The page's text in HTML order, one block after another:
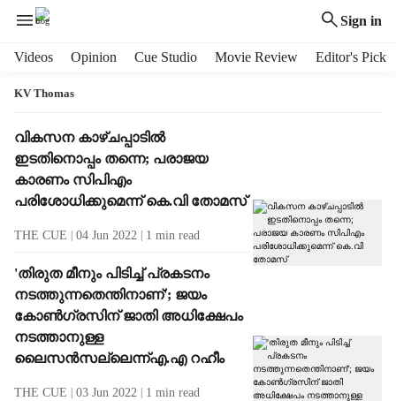
Sign in
Videos Opinion Cue Studio Movie Review Editor's Pick
KV Thomas
T
a
g
s
l
t
s
വികസന കാഴ്ചപ്പാടില്‍
ഇടതിനൊപ്പം തന്നെ; പരാജയ
കാരണം സിപിഎം
പരിശോധിക്കുമെന്ന് കെ.വി തോമസ്
THE CUE 04 Jun 2022 1 min read
'തിരുത മീനും പിടിച്ച് പ്രകടനം
നടത്തുന്നതെന്തിനാണ്'; ജയം
കോണ്‍ഗ്രസിന് ജാതി അധിക്ഷേപം
നടത്താനുള്ള
ലൈസന്‍സല്ലെന്ന്‌എ.എ റഹീം
THE CUE 03 Jun 2022 1 min read